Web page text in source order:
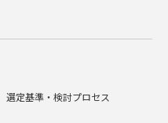
選定基準・検討プロセス